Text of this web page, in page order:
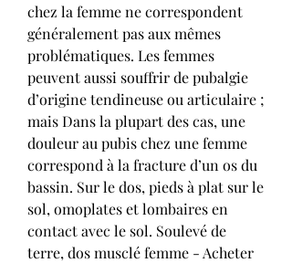
chez la femme ne correspondent
généralement pas aux mêmes
problématiques. Les femmes
peuvent aussi souffrir de pubalgie
d’origine tendineuse ou articulaire ;
mais Dans la plupart des cas, une
douleur au pubis chez une femme
correspond à la fracture d’un os du
bassin. Sur le dos, pieds à plat sur le
sol, omoplates et lombaires en
contact avec le sol. Soulevé de
terre, dos musclé femme - Acheter